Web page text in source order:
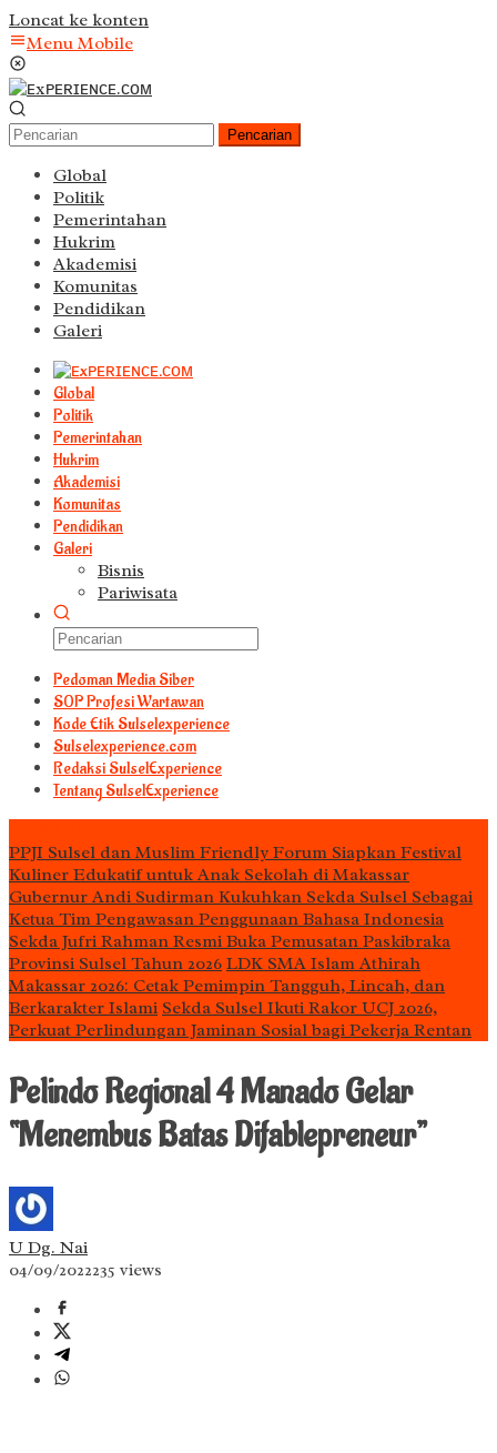
Loncat ke konten
Menu Mobile
Pencarian
Global
Politik
Pemerintahan
Hukrim
Akademisi
Komunitas
Pendidikan
Galeri
Global
Politik
Pemerintahan
Hukrim
Akademisi
Komunitas
Pendidikan
Galeri
Bisnis
Pariwisata
Pedoman Media Siber
S0P Profesi Wartawan
Kode Etik Sulselexperience
Sulselexperience.com
Redaksi SulselExperience
Tentang SulselExperience
PPJI Sulsel dan Muslim Friendly Forum Siapkan Festival
Kuliner Edukatif untuk Anak Sekolah di Makassar
Gubernur Andi Sudirman Kukuhkan Sekda Sulsel Sebagai
Ketua Tim Pengawasan Penggunaan Bahasa Indonesia
Sekda Jufri Rahman Resmi Buka Pemusatan Paskibraka
Provinsi Sulsel Tahun 2026 LDK SMA Islam Athirah
Makassar 2026: Cetak Pemimpin Tangguh, Lincah, dan
Berkarakter Islami Sekda Sulsel Ikuti Rakor UCJ 2026,
Perkuat Perlindungan Jaminan Sosial bagi Pekerja Rentan
Pelindo Regional 4 Manado Gelar
“Menembus Batas Difablepreneur”
U Dg. Nai
04/09/2022235 views